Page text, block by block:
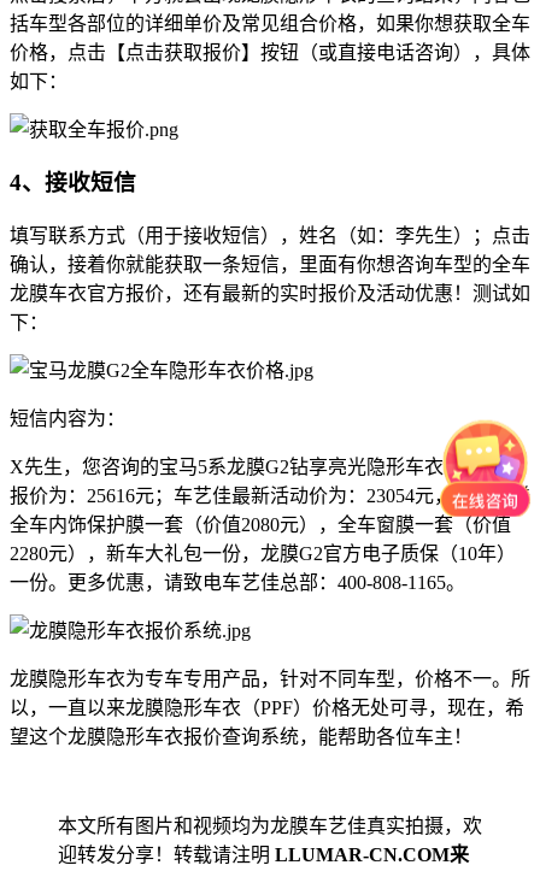
括车型各部位的详细单价及常见组合价格，如果你想获取全车
价格，点击【点击获取报价】按钮（或直接电话咨询），具体
如下：
4、接收短信
填写联系方式（用于接收短信），姓名（如：李先生）；点击
确认，接着你就能获取一条短信，里面有你想咨询车型的全车
龙膜车衣官方报价，还有最新的实时报价及活动优惠！测试如
下：
短信内容为：
X先生，您咨询的宝马5系龙膜G2钻享亮光隐形车衣全车官方
报价为：25616元；车艺佳最新活动价为：23054元，外加赠送
全车内饰保护膜一套（价值2080元），全车窗膜一套（价值
2280元），新车大礼包一份，龙膜G2官方电子质保（10年）
一份。更多优惠，请致电车艺佳总部：400-808-1165。
龙膜隐形车衣为专车专用产品，针对不同车型，价格不一。所
以，一直以来龙膜隐形车衣（PPF）价格无处可寻，现在，希
望这个龙膜隐形车衣报价查询系统，能帮助各位车主！
本文所有图片和视频均为龙膜车艺佳真实拍摄，欢
迎转发分享！转载请注明 LLUMAR-CN.COM来